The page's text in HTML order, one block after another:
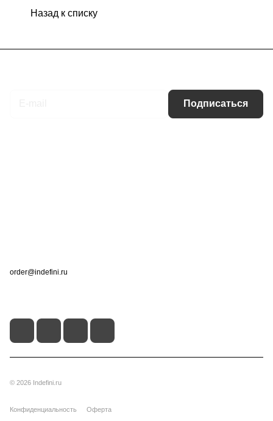
Назад к списку
Подписаться
order@indefini.ru
© 2026 Indefini.ru
Конфиденциальность Оферта